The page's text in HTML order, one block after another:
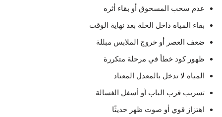
عدم سحب المسحوق أو بقاء أثره
بقاء المياه داخل الحلة بعد نهاية الوقت
ضعف العصر أو خروج الملابس مبللة
ظهور كود خطأ في مرحلة متكررة
المياه لا تدخل بالمعدل المعتاد
تسريب قرب الباب أو أسفل الغسالة
اهتزاز قوي أو صوت ظهر حديثًا